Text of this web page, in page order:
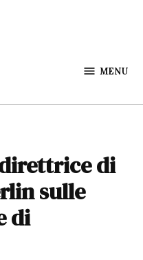
MENU
di
sulle
di